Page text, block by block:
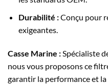
Durabilité :Conçu pour
exigeantes.
Casse Marine : Spécialiste
nous vous proposons ce
garantir la performance et